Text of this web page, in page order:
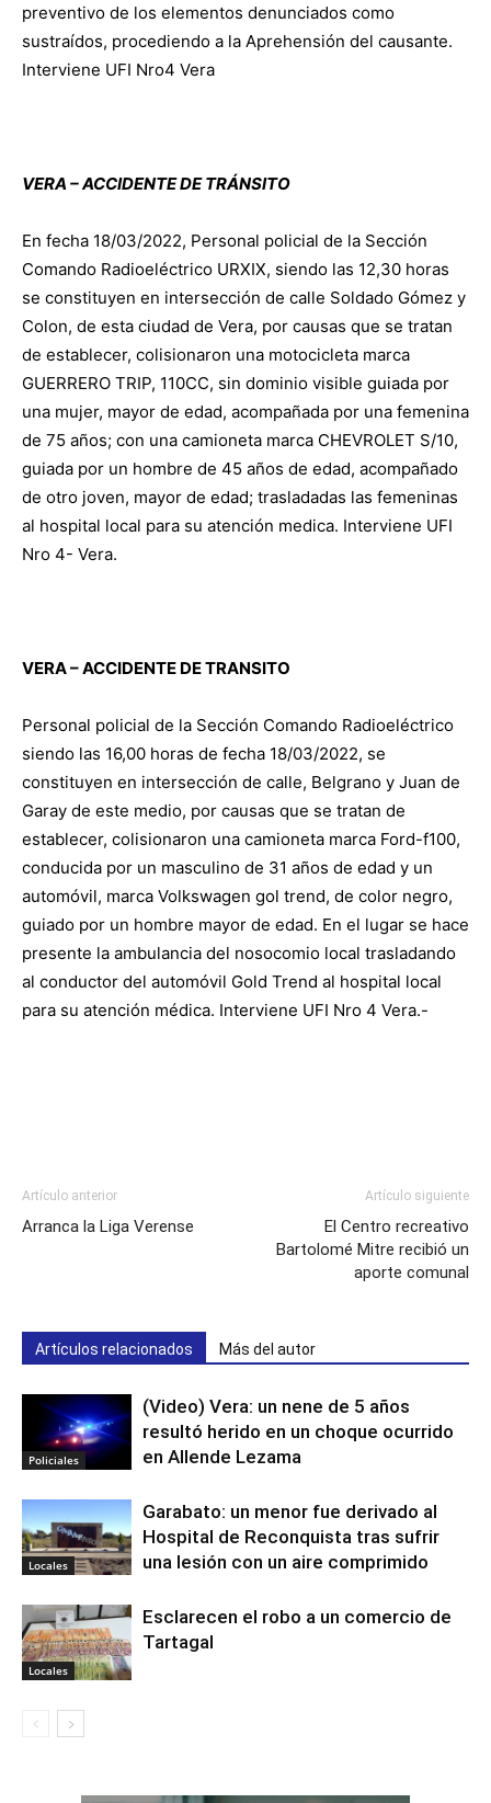
preventivo de los elementos denunciados como
sustraídos, procediendo a la Aprehensión del causante.
Interviene UFI Nro4 Vera
VERA – ACCIDENTE DE TRÁNSITO
En fecha 18/03/2022, Personal policial de la Sección
Comando Radioeléctrico URXIX, siendo las 12,30 horas
se constituyen en intersección de calle Soldado Gómez y
Colon, de esta ciudad de Vera, por causas que se tratan
de establecer, colisionaron una motocicleta marca
GUERRERO TRIP, 110CC, sin dominio visible guiada por
una mujer, mayor de edad, acompañada por una femenina
de 75 años; con una camioneta marca CHEVROLET S/10,
guiada por un hombre de 45 años de edad, acompañado
de otro joven, mayor de edad; trasladadas las femeninas
al hospital local para su atención medica. Interviene UFI
Nro 4- Vera.
VERA – ACCIDENTE DE TRANSITO
Personal policial de la Sección Comando Radioeléctrico
siendo las 16,00 horas de fecha 18/03/2022, se
constituyen en intersección de calle, Belgrano y Juan de
Garay de este medio, por causas que se tratan de
establecer, colisionaron una camioneta marca Ford-f100,
conducida por un masculino de 31 años de edad y un
automóvil, marca Volkswagen gol trend, de color negro,
guiado por un hombre mayor de edad. En el lugar se hace
presente la ambulancia del nosocomio local trasladando
al conductor del automóvil Gold Trend al hospital local
para su atención médica. Interviene UFI Nro 4 Vera.-
Artículo anterior
Arranca la Liga Verense
Artículo siguiente
El Centro recreativo
Bartolomé Mitre recibió un
aporte comunal
Artículos relacionados Más del autor
Policiales
(Video) Vera: un nene de 5 años
resultó herido en un choque ocurrido
en Allende Lezama
Locales
Garabato: un menor fue derivado al
Hospital de Reconquista tras sufrir
una lesión con un aire comprimido
Locales
Esclarecen el robo a un comercio de
Tartagal